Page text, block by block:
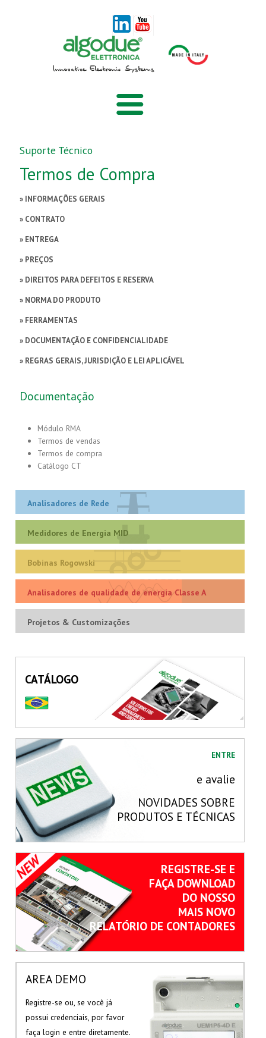
Empresa
Medidores de Energia MID »
Analisadores de qualidade de energia Classe A »
Suporte Técnico
Termos de Compra
» INFORMAÇÕES GERAIS
» CONTRATO
» ENTREGA
» PREÇOS
» DIREITOS PARA DEFEITOS E RESERVA
» NORMA DO PRODUTO
» FERRAMENTAS
» DOCUMENTAÇÃO E CONFIDENCIALIDADE
» REGRAS GERAIS, JURISDIÇÃO E LEI APLICÁVEL
Documentação
Módulo RMA
Termos de vendas
Termos de compra
Catálogo CT
Analisadores de Rede
Medidores de Energia MID
Bobinas Rogowski
Analisadores de qualidade de energia Classe A
Projetos & Customizações
CATÁLOGO
ENTRE
e avalie
NOVIDADES SOBRE
PRODUTOS E TÉCNICAS
REGISTRE-SE E
FAÇA DOWNLOAD
DO NOSSO
MAIS NOVO
RELATÓRIO DE CONTADORES
AREA DEMO
Registre-se ou, se você já
possui credenciais, por favor
faça login e entre diretamente.